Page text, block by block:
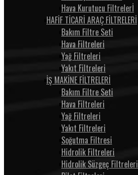
Hava Kurutucu Filtrelerİ
HAFİF TİCARİ ARAÇ FİLTRELERİ
Bakım Filtre Seti
Hava Filtreleri
Yağ Filtreleri
Yakıt Filtreleri
İŞ MAKİNE FİLTRELERİ
Bakım Filtre Seti
Hava Filtreleri
Yağ Filtreleri
Yakıt Filtreleri
Soğutma Filtresi
Hidrolik Filtreleri
Hidrolik Süzgeç Filtreleri